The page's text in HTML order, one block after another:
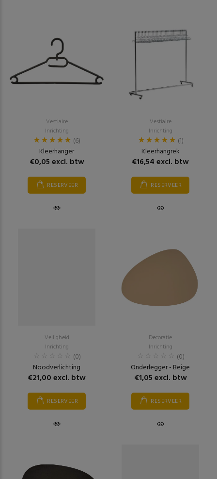
Vestiaire
Inrichting
(6)
Kleerhanger
€0,05 excl. btw
RESERVEER
Vestiaire
Inrichting
(1)
Kleerhangrek
€16,54 excl. btw
RESERVEER
Veiligheid
Inrichting
(0)
Noodverlichting
€21,00 excl. btw
RESERVEER
Decoratie
Inrichting
(0)
Onderlegger - Beige
€1,05 excl. btw
RESERVEER